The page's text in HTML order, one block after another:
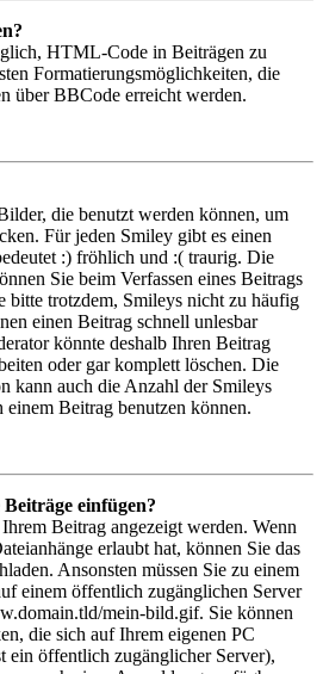
HTML-Code in Beiträgen zu
Formatierungsmöglichkeiten, die
über BBCode erreicht werden.
die benutzt werden können, um
Für jeden Smiley gibt es einen
:) fröhlich und :( traurig. Die
Sie beim Verfassen eines Beitrags
bitte trotzdem, Smileys nicht zu häufig
einen Beitrag schnell unlesbar
könnte deshalb Ihren Beitrag
oder gar komplett löschen. Die
kann auch die Anzahl der Smileys
einem Beitrag benutzen können.
einfügen?
Beitrag angezeigt werden. Wenn
erlaubt hat, können Sie das
Ansonsten müssen Sie zu einem
einem öffentlich zugänglichen Server
mein-bild.gif. Sie können
die sich auf Ihrem eigenen PC
ein öffentlich zugänglicher Server),